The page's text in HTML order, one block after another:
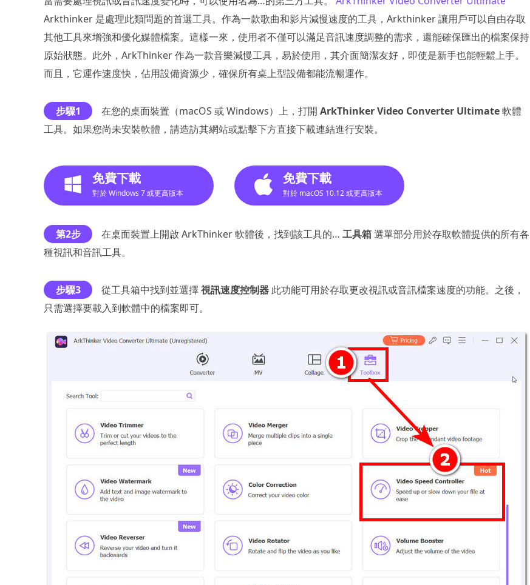
Arkthinker 是處理此類問題的首選工具。作為一款歌曲和影片減慢速度的工具，Arkthinker 讓用戶可以自由存取
其他工具來增強和優化媒體檔案。這樣一來，使用者不僅可以滿足音訊速度調整的需求，還能確保匯出的檔案保持
原始狀態。此外，ArkThinker 作為一款音樂減慢工具，易於使用，其介面簡潔友好，即使是新手也能輕鬆上手。
而且，它運作速度快，佔用設備資源少，確保所有桌上型設備都能流暢運作。
步驟1 在您的桌面裝置（macOS 或 Windows）上，打開 ArkThinker Video Converter Ultimate軟體
工具。如果您尚未安裝軟體，請造訪其網站或點擊下方直接下載連結進行安裝。
免費下載
對於 Windows 7 或更高版本
免費下載
對於 macOS 10.12 或更高版本
第2步 在桌面裝置上開啟 ArkThinker 軟體後，找到該工具的… 工具箱選單部分用於存取軟體提供的所有各
種視訊和音訊工具。
步驟3 從工具箱中找到並選擇視訊速度控制器 此功能可用於存取更改視訊或音訊檔案速度的功能。之後，
只需選擇要載入到軟體中的檔案即可。